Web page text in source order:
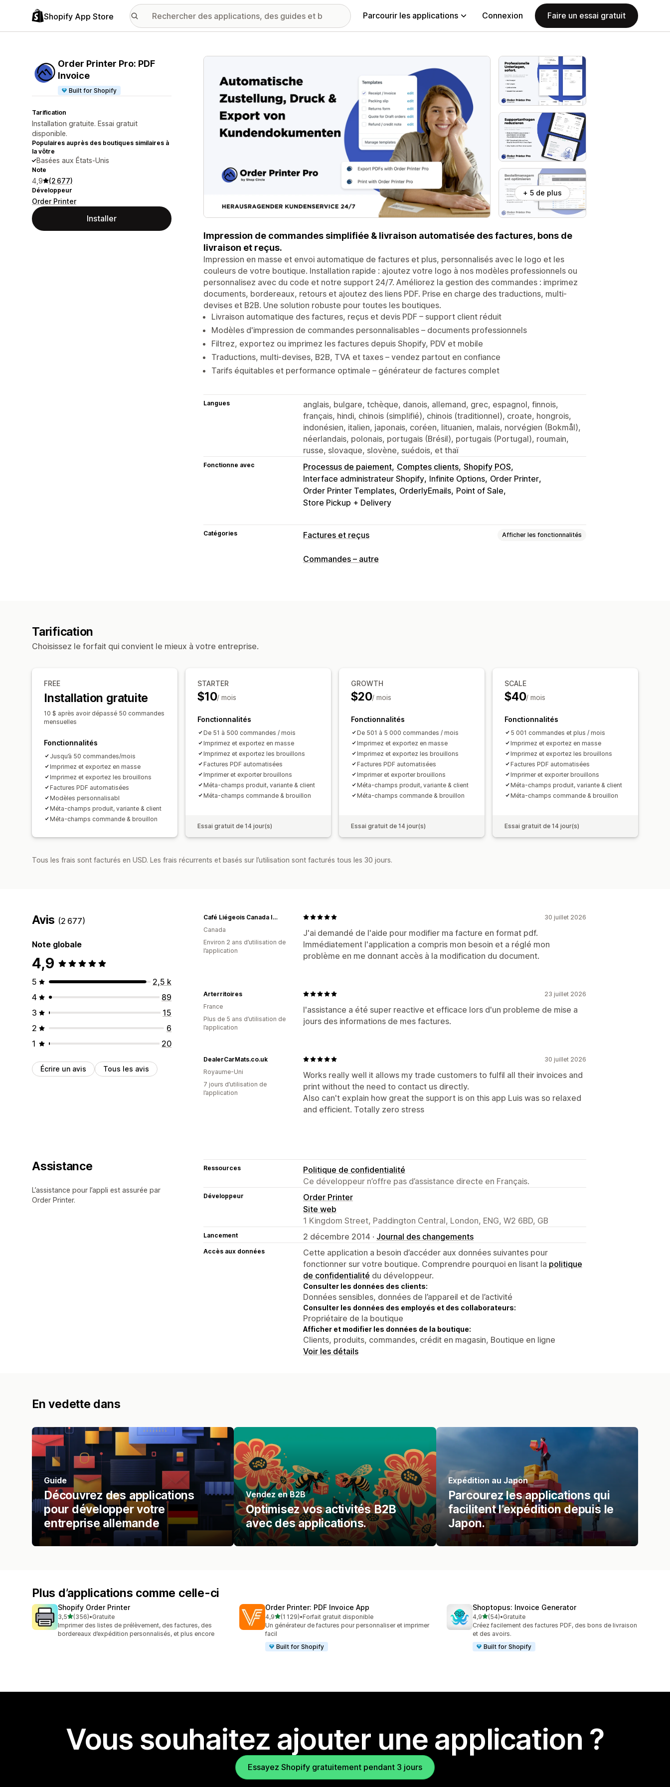
Shopify App Store Parcourir les applications Connexion Faire un essai gratuit
Order Printer Pro: PDF
Invoice
Built for Shopify
Tarification
Installation gratuite. Essai gratuit
disponible.
Populaires auprès des boutiques similaires à
la vôtre
Basées aux États-Unis
Note
4,9 (2 677)
Développeur
Order Printer
Installer
Galerie d’images vedette
+ 5 de plus
Impression de commandes simplifiée & livraison automatisée des factures, bons de
livraison et reçus.
Impression en masse et envoi automatique de factures et plus, personnalisés avec le logo et les
couleurs de votre boutique. Installation rapide : ajoutez votre logo à nos modèles professionnels ou
personnalisez avec du code et notre support 24/7. Améliorez la gestion des commandes : imprimez
documents, bordereaux, retours et ajoutez des liens PDF. Prise en charge des traductions, multi-
devises et B2B. Une solution robuste pour toutes les boutiques.
Livraison automatique des factures, reçus et devis PDF – support client réduit
Modèles d'impression de commandes personnalisables – documents professionnels
Filtrez, exportez ou imprimez les factures depuis Shopify, PDV et mobile
Traductions, multi-devises, B2B, TVA et taxes – vendez partout en confiance
Tarifs équitables et performance optimale – générateur de factures complet
Langues
anglais, bulgare, tchèque, danois, allemand, grec, espagnol, finnois,
français, hindi, chinois (simplifié), chinois (traditionnel), croate, hongrois,
indonésien, italien, japonais, coréen, lituanien, malais, norvégien (Bokmål),
néerlandais, polonais, portugais (Brésil), portugais (Portugal), roumain,
russe, slovaque, slovène, suédois, et thaï
Fonctionne avec Processus de paiement Comptes clients Shopify POS
Interface administrateur Shopify Infinite Options Order Printer
Order Printer Templates OrderlyEmails Point of Sale
Store Pickup + Delivery
Catégories Factures et reçus Afficher les fonctionnalités
Types de document
Gestion de fichiers
Téléchargement groupé
Impression et exportation
Numérotation séquentielle
Commandes – autre
Tarification
Choisissez le forfait qui convient le mieux à votre entreprise.
FREE
Installation gratuite
10 $ après avoir dépassé 50 commandes
mensuelles
Fonctionnalités
Jusqu’à 50 commandes/mois
Imprimez et exportez en masse
Imprimez et exportez les brouillons
Factures PDF automatisées
Modèles personnalisabl
Méta-champs produit, variante & client
Méta-champs commande & brouillon
STARTER
$10/ mois
Fonctionnalités
De 51 à 500 commandes / mois
Imprimez et exportez en masse
Imprimez et exportez les brouillons
Factures PDF automatisées
Imprimer et exporter brouillons
Méta-champs produit, variante & client
Méta-champs commande & brouillon
Essai gratuit de 14 jour(s)
GROWTH
$20/ mois
Fonctionnalités
De 501 à 5 000 commandes / mois
Imprimez et exportez en masse
Imprimez et exportez les brouillons
Factures PDF automatisées
Imprimer et exporter brouillons
Méta-champs produit, variante & client
Méta-champs commande & brouillon
Essai gratuit de 14 jour(s)
SCALE
$40/ mois
Fonctionnalités
5 001 commandes et plus / mois
Imprimez et exportez en masse
Imprimez et exportez les brouillons
Factures PDF automatisées
Imprimer et exporter brouillons
Méta-champs produit, variante & client
Méta-champs commande & brouillon
Essai gratuit de 14 jour(s)
Tous les frais sont facturés en USD. Les frais récurrents et basés sur l’utilisation sont facturés tous les 30 jours.
Avis (2 677)
Note globale
4,9
5
2,5 k
4
89
3
15
2
6
1
20
Écrire un avis Tous les avis
30 juillet 2026
J'ai demandé de l'aide pour modifier ma facture en format pdf.
Immédiatement l'application a compris mon besoin et a réglé mon
problème en me donnant accès à la modification du document.
Café Liégeois Canada Inc.
Canada
Environ 2 ans d’utilisation de
l’application
23 juillet 2026
l'assistance a été super reactive et efficace lors d'un probleme de mise a
jours des informations de mes factures.
Arterritoires
France
Plus de 5 ans d’utilisation de
l’application
30 juillet 2026
Works really well it allows my trade customers to fulfil all their invoices and
print without the need to contact us directly.
Also can't explain how great the support is on this app Luis was so relaxed
and efficient. Totally zero stress
DealerCarMats.co.uk
Royaume-Uni
7 jours d’utilisation de
l’application
Assistance
L’assistance pour l’appli est assurée par
Order Printer.
Ressources
Politique de confidentialité
Ce développeur n’offre pas d’assistance directe en Français.
Développeur
Order Printer
Site web
1 Kingdom Street, Paddington Central, London, ENG, W2 6BD, GB
Lancement 2 décembre 2014 · Journal des changements
Accès aux données
Cette application a besoin d’accéder aux données suivantes pour
fonctionner sur votre boutique. Comprendre pourquoi en lisant la politique
de confidentialité du développeur.
Consulter les données des clients:
Données sensibles, données de l’appareil et de l’activité
Consulter les données des employés et des collaborateurs:
Propriétaire de la boutique
Afficher et modifier les données de la boutique:
Clients, produits, commandes, crédit en magasin, Boutique en ligne
Voir les détails
En vedette dans
Guide
Découvrez des applications
pour développer votre
entreprise allemande
Vendez en B2B
Optimisez vos activités B2B
avec des applications.
Expédition au Japon
Parcourez les applications qui
facilitent l’expédition depuis le
Japon.
Plus d’applications comme celle-ci
Shopify Order Printer
3,5étoile(s) sur 5
(356)
356 avis au total
•Gratuite
Imprimer des listes de prélèvement, des factures, des
bordereaux d’expédition personnalisés, et plus encore
Order Printer: PDF Invoice App
4,9étoile(s) sur 5
(1 129)
1129 avis au total
•Forfait gratuit disponible
Un générateur de factures pour personnaliser et imprimer
facil
Built for Shopify
Shoptopus: Invoice Generator
4,9étoile(s) sur 5
(54)
54 avis au total
•Gratuite
Créez facilement des factures PDF, des bons de livraison
et des avoirs.
Built for Shopify
Vous souhaitez ajouter une application ?
Essayez Shopify gratuitement pendant 3 jours